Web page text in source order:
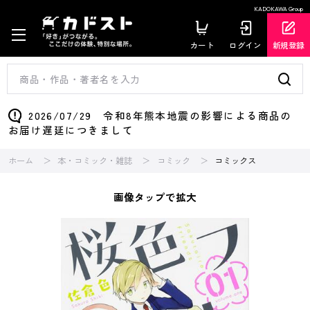
KADOKAWA Group
カート ログイン 新規登録
2026/07/29 令和8年熊本地震の影響による商品の
お届け遅延につきまして
ホーム 本・コミック・雑誌 コミック コミックス
画像タップで拡大